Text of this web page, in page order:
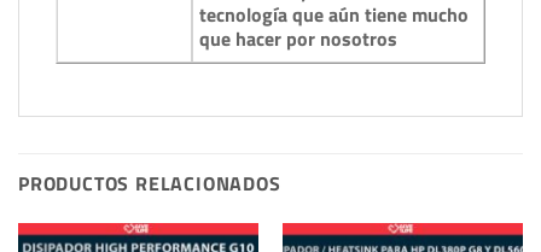
tecnología que aún tiene mucho
que hacer por nosotros
PRODUCTOS RELACIONADOS